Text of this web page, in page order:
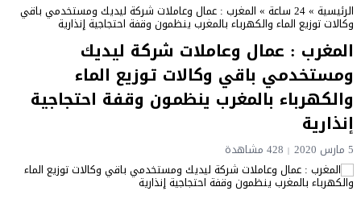
الرئيسية »24 ساعة »المغرب : عمال وعاملات شركة ليديك ومستخدمي باقي
وكالات توزيع الماء والكهرباء بالمغرب ينظمون وقفة احتجاجية إنذارية
المغرب : عمال وعاملات شركة ليديك
ومستخدمي باقي وكالات توزيع الماء
والكهرباء بالمغرب ينظمون وقفة احتجاجية
إنذارية
5 مارس 2020 428 مشاهدة